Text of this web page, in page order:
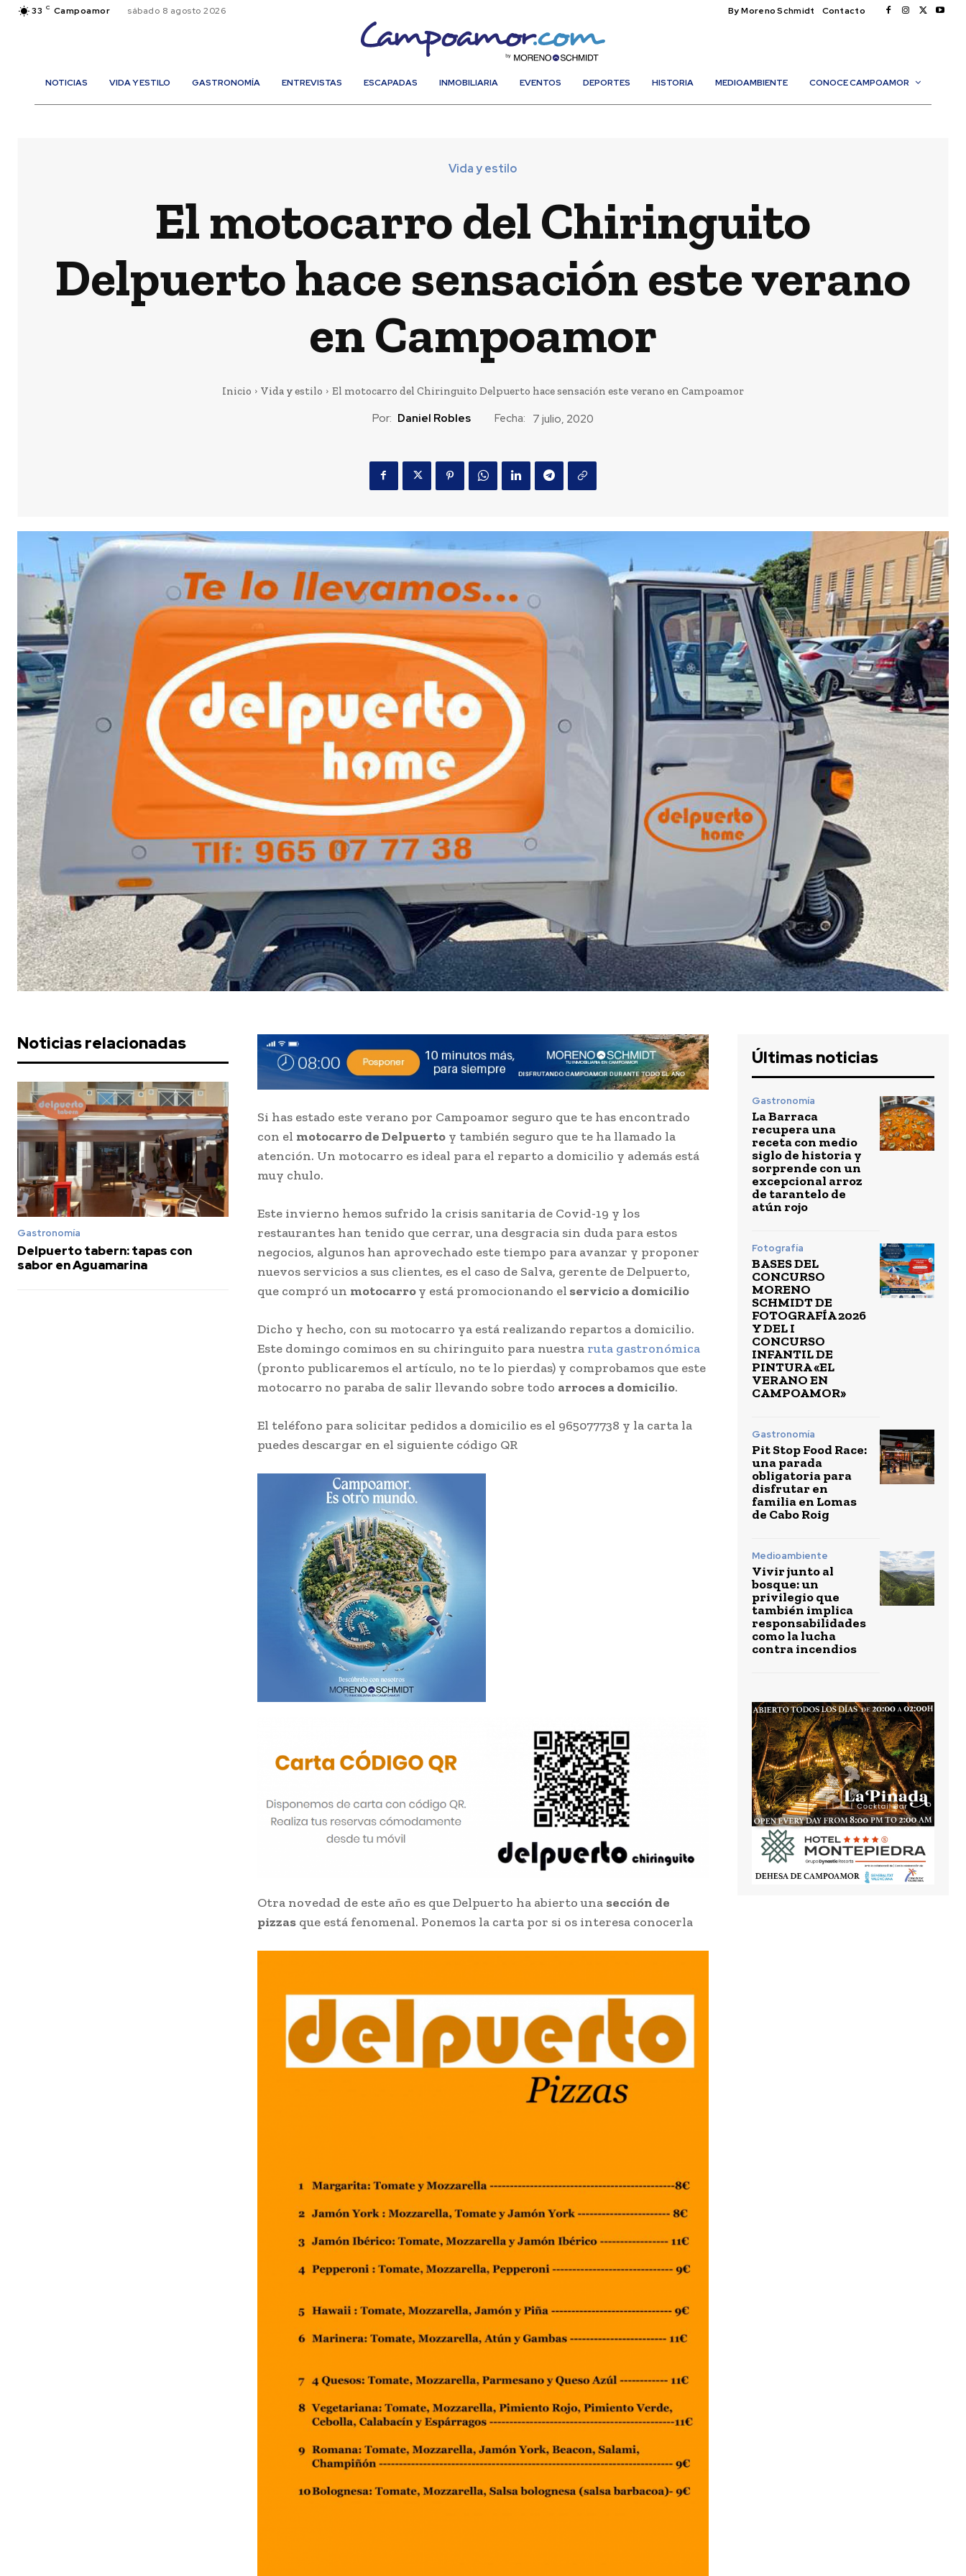
33 C Campoamor sábado 8 agosto 2026 By Moreno Schmidt Contacto
NOTICIAS VIDA Y ESTILO GASTRONOMÍA ENTREVISTAS ESCAPADAS INMOBILIARIA EVENTOS DEPORTES HISTORIA MEDIOAMBIENTE CONOCE CAMPOAMOR
Vida y estilo
El motocarro del Chiringuito
Delpuerto hace sensación este verano
en Campoamor
Inicio Vida y estilo El motocarro del Chiringuito Delpuerto hace sensación este verano en Campoamor
Por: Daniel Robles Fecha: 7 julio, 2020
Noticias relacionadas
Gastronomía
Delpuerto tabern: tapas con
sabor en Aguamarina
Si has estado este verano por Campoamor seguro que te has encontrado
con el motocarro de Delpuerto y también seguro que te ha llamado la
atención. Un motocarro es ideal para el reparto a domicilio y además está
muy chulo.
Este invierno hemos sufrido la crisis sanitaria de Covid-19 y los
restaurantes han tenido que cerrar, una desgracia sin duda para estos
negocios, algunos han aprovechado este tiempo para avanzar y proponer
nuevos servicios a sus clientes, es el caso de Salva, gerente de Delpuerto,
que compró un motocarroy está promocionando el servicio a domicilio
Dicho y hecho, con su motocarro ya está realizando repartos a domicilio.
Este domingo comimos en su chiringuito para nuestra ruta gastronómica
(pronto publicaremos el artículo, no te lo pierdas) y comprobamos que este
motocarro no paraba de salir llevando sobre todo arroces a domicilio.
El teléfono para solicitar pedidos a domicilio es el 965077738 y la carta la
puedes descargar en el siguiente código QR
Otra novedad de este año es que Delpuerto ha abierto una sección de
pizzas que está fenomenal. Ponemos la carta por si os interesa conocerla
Últimas noticias
Gastronomía
La Barraca
recupera una
receta con medio
siglo de historia y
sorprende con un
excepcional arroz
de tarantelo de
atún rojo
Fotografía
BASES DEL
CONCURSO
MORENO
SCHMIDT DE
FOTOGRAFÍA 2026
Y DEL I
CONCURSO
INFANTIL DE
PINTURA «EL
VERANO EN
CAMPOAMOR»
Gastronomía
Pit Stop Food Race:
una parada
obligatoria para
disfrutar en
familia en Lomas
de Cabo Roig
Medioambiente
Vivir junto al
bosque: un
privilegio que
también implica
responsabilidades
como la lucha
contra incendios